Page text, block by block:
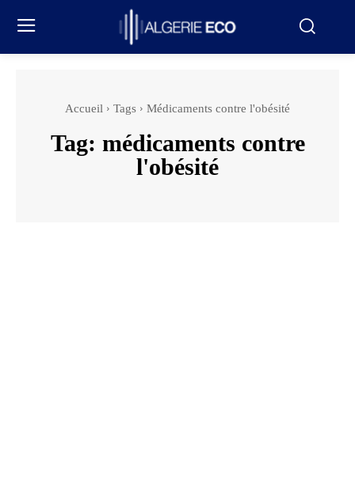
Accueil Tags Médicaments contre l'obésité
Tag: médicaments contre
l'obésité